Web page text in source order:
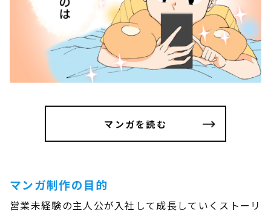
マンガを読む
マンガ制作の目的
営業未経験の主人公が入社して成長していくストーリ